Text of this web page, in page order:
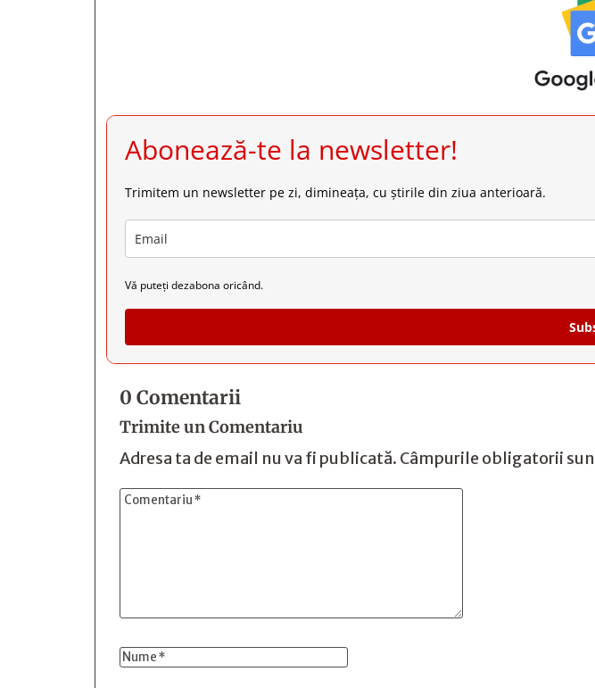
Abonează-te la newsletter!
Trimitem un newsletter pe zi, dimineața, cu știrile din ziua anterioară.
Vă puteți dezabona oricând.
0 Comentarii
Trimite un Comentariu
Adresa ta de email nu va fi publicată. Câmpurile obligatorii